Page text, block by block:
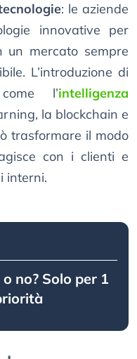
: le aziende
innovative per
un mercato sempre
L’introduzione di
l’intelligenza
la blockchain e
trasformare il modo
con i clienti e
interni.
no? Solo per 1